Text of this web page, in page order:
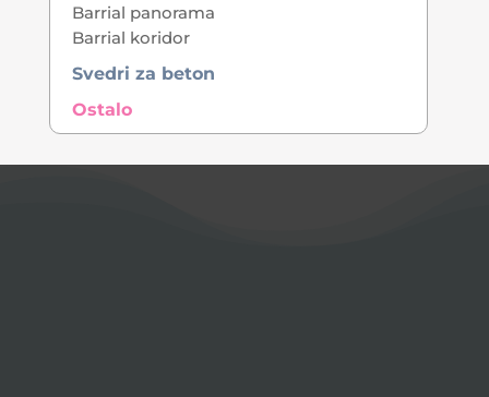
Barrial panorama
Barrial koridor
Svedri za beton
Ostalo